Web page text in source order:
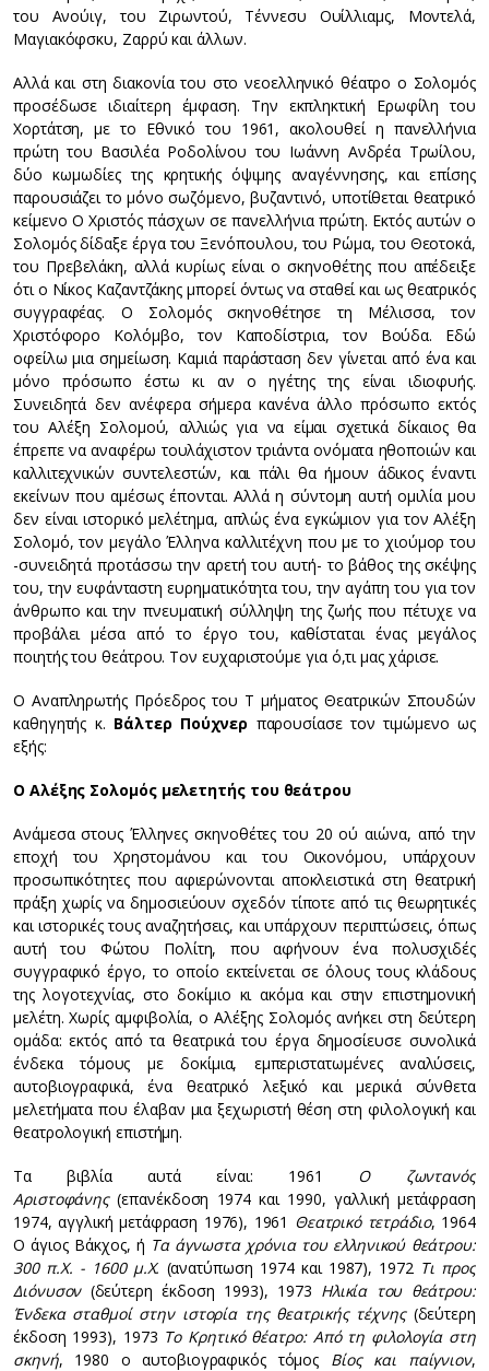
του Ανούιγ, του Ζιρωντού, Τέννεσυ Ουίλλιαμς, Μοντελά,
Μαγιακόφσκυ, Ζαρρύ και άλλων.
Αλλά και στη διακονία του στο νεοελληνικό θέατρο ο Σολομός
προσέδωσε ιδιαίτερη έμφαση. Την εκπληκτική Ερωφίλη του
Χορτάτση, με το Εθνικό του 1961, ακολουθεί η πανελλήνια
πρώτη του Βασιλέα Ροδολίνου του Ιωάννη Ανδρέα Τρωίλου,
δύο κωμωδίες της κρητικής όψιμης αναγέννησης, και επίσης
παρουσιάζει το μόνο σωζόμενο, βυζαντινό, υποτίθεται θεατρικό
κείμενο Ο Χριστός πάσχων σε πανελλήνια πρώτη. Εκτός αυτών ο
Σολομός δίδαξε έργα του Ξενόπουλου, του Ρώμα, του Θεοτοκά,
του Πρεβελάκη, αλλά κυρίως είναι ο σκηνοθέτης που απέδειξε
ότι ο Νίκος Καζαντζάκης μπορεί όντως να σταθεί και ως θεατρικός
συγγραφέας. Ο Σολομός σκηνοθέτησε τη Μέλισσα, τον
Χριστόφορο Κολόμβο, τον Καποδίστρια, τον Βούδα. Εδώ
οφείλω μια σημείωση. Καμιά παράσταση δεν γίνεται από ένα και
μόνο πρόσωπο έστω κι αν ο ηγέτης της είναι ιδιοφυής.
Συνειδητά δεν ανέφερα σήμερα κανένα άλλο πρόσωπο εκτός
του Αλέξη Σολομού, αλλιώς για να είμαι σχετικά δίκαιος θα
έπρεπε να αναφέρω τουλάχιστον τριάντα ονόματα ηθοποιών και
καλλιτεχνικών συντελεστών, και πάλι θα ήμουν άδικος έναντι
εκείνων που αμέσως έπονται. Αλλά η σύντομη αυτή ομιλία μου
δεν είναι ιστορικό μελέτημα, απλώς ένα εγκώμιον για τον Αλέξη
Σολομό, τον μεγάλο Έλληνα καλλιτέχνη που με το χιούμορ του
-συνειδητά προτάσσω την αρετή του αυτή- το βάθος της σκέψης
του, την ευφάνταστη ευρηματικότητα του, την αγάπη του για τον
άνθρωπο και την πνευματική σύλληψη της ζωής που πέτυχε να
προβάλει μέσα από το έργο του, καθίσταται ένας μεγάλος
ποιητής του θεάτρου. Τον ευχαριστούμε για ό,τι μας χάρισε.
Ο Aναπληρωτής Πρόεδρος του T μήματος Θεατρικών Σπουδών
καθηγητής κ. Βάλτερ Πούχνερ παρουσίασε τον τιμώμενο ως
εξής:
Ο Αλέξης Σολομός μελετητής του θεάτρου
Ανάμεσα στους Έλληνες σκηνοθέτες του 20 ού αιώνα, από την
εποχή του Χρηστομάνου και του Οικονόμου, υπάρχουν
προσωπικότητες που αφιερώνονται αποκλειστικά στη θεατρική
πράξη χωρίς να δημοσιεύουν σχεδόν τίποτε από τις θεωρητικές
και ιστορικές τους αναζητήσεις, και υπάρχουν περιπτώσεις, όπως
αυτή του Φώτου Πολίτη, που αφήνουν ένα πολυσχιδές
συγγραφικό έργο, το οποίο εκτείνεται σε όλους τους κλάδους
της λογοτεχνίας, στο δοκίμιο κι ακόμα και στην επιστημονική
μελέτη. Χωρίς αμφιβολία, ο Αλέξης Σολομός ανήκει στη δεύτερη
ομάδα: εκτός από τα θεατρικά του έργα δημοσίευσε συνολικά
ένδεκα τόμους με δοκίμια, εμπεριστατωμένες αναλύσεις,
αυτοβιογραφικά, ένα θεατρικό λεξικό και μερικά σύνθετα
μελετήματα που έλαβαν μια ξεχωριστή θέση στη φιλολογική και
θεατρολογική επιστήμη.
Τα βιβλία αυτά είναι: 1961 Ο ζωντανός
Αριστοφάνης(επανέκδοση 1974 και 1990, γαλλική μετάφραση
1974, αγγλική μετάφραση 1976), 1961 Θεατρικό τετράδιο, 1964
Ο άγιος Βάκχος, ή Tα άγνωστα χρόνια του ελληνικού θεάτρου:
300 π.Χ. - 1600 μ.Χ. (ανατύπωση 1974 και 1987), 1972 Τι προς
Διόνυσον(δεύτερη έκδοση 1993), 1973 Ηλικία του θεάτρου:
Ένδεκα σταθμοί στην ιστορία της θεατρικής τέχνης(δεύτερη
έκδοση 1993), 1973 Το Κρητικό θέατρο: Από τη φιλολογία στη
σκηνή, 1980 ο αυτοβιογραφικός τόμος Βίος και παίγνιον,